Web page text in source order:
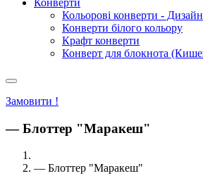
Конверти
Кольорові конверти -
Конверти білого кольору
Крафт конверти
Конверт для блокнота
Замовити !
— Блоттер "Маракеш"
— Блоттер "Маракеш"